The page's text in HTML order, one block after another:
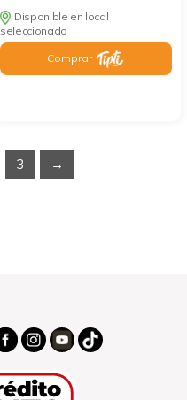
Disponible en local
seleccionado
Comprar
3 →